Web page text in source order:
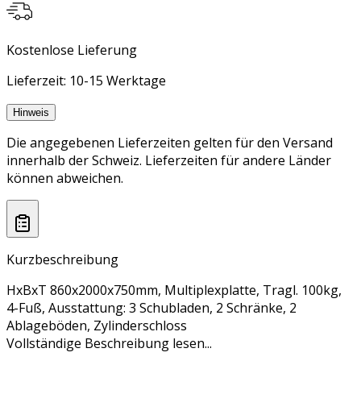
Kostenlose Lieferung
Lieferzeit: 10-15 Werktage
Hinweis
Die angegebenen Lieferzeiten gelten für den Versand
innerhalb der Schweiz. Lieferzeiten für andere Länder
können abweichen.
Kurzbeschreibung
HxBxT 860x2000x750mm, Multiplexplatte, Tragl. 100kg,
4-Fuß, Ausstattung: 3 Schubladen, 2 Schränke, 2
Ablageböden, Zylinderschloss
Vollständige Beschreibung lesen...